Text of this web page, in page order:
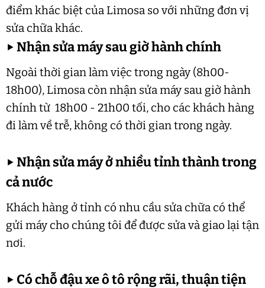
điểm khác biệt của Limosa so với những đơn vị
sửa chữa khác.
▶Nhận sửa máy sau giờ hành chính
Ngoài thời gian làm việc trong ngày (8h00-
18h00), Limosa còn nhận sửa máy sau giờ hành
chính từ 18h00 - 21h00 tối, cho các khách hàng
đi làm về trễ, không có thời gian trong ngày.
▶Nhận sửa máy ở nhiều tỉnh thành trong
cả nước
Khách hàng ở tỉnh có nhu cầu sửa chữa có thể
gửi máy cho chúng tôi để được sửa và giao lại tận
nơi.
▶ Có chỗ đậu xe ô tô rộng rãi, thuận tiện